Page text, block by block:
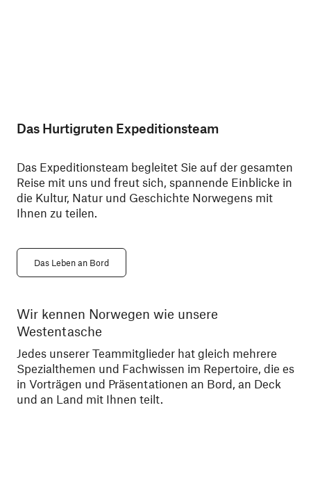
Das Hurtigruten Expeditionsteam
Das Expeditionsteam begleitet Sie auf der gesamten
Reise mit uns und freut sich, spannende Einblicke in
die Kultur, Natur und Geschichte Norwegens mit
Ihnen zu teilen.
Das Leben an Bord
Wir kennen Norwegen wie unsere
Westentasche
Jedes unserer Teammitglieder hat gleich mehrere
Spezialthemen und Fachwissen im Repertoire, die es
in Vorträgen und Präsentationen an Bord, an Deck
und an Land mit Ihnen teilt.